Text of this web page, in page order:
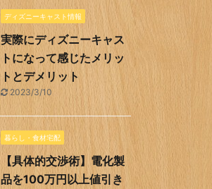
ディズニーキャスト情報
実際にディズニーキャス
トになって感じたメリッ
トとデメリット
2023/3/10
暮らし・食材宅配
【具体的交渉術】電化製
品を100万円以上値引き